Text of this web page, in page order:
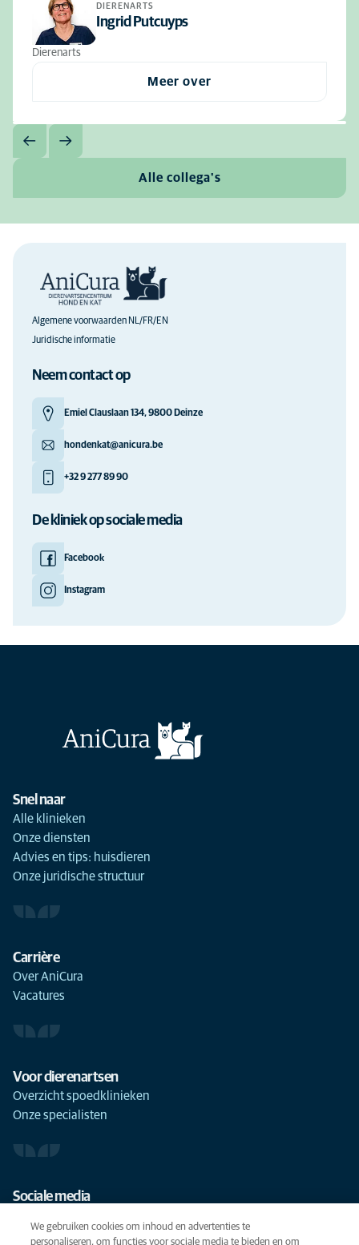
DIERENARTS
Ingrid Putcuyps
Dierenarts
Meer over
Alle collega's
Algemene voorwaarden NL/FR/EN
Juridische informatie
Neem contact op
Emiel Clauslaan 134, 9800 Deinze
hondenkat@anicura.be
+32 9 277 89 90
De kliniek op sociale media
Facebook
Instagram
Snel naar
Alle klinieken
Onze diensten
Advies en tips: huisdieren
Onze juridische structuur
Carrière
Over AniCura
Vacatures
Voor dierenartsen
Overzicht spoedklinieken
Onze specialisten
Sociale media
We gebruiken cookies om inhoud en advertenties te
personaliseren, om functies voor sociale media te bieden en om